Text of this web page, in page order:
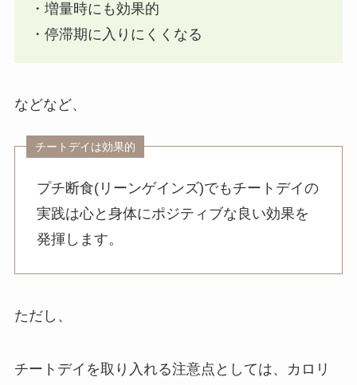
・増量時にも効果的
・停滞期に入りにくくなる
などなど、
プチ断食(リーンゲインズ)でもチートデイの
実践は心と身体にポジティブな良い効果を
発揮します。
ただし、
チートデイを取り入れる注意点としては、カロリ